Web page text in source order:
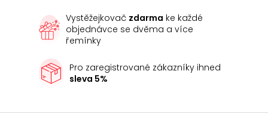
ý
p
u
Vystěžejkovač zdarma ke každé
objednávce se dvěma a více
řemínky
Pro zaregistrované zákazníky ihned
sleva 5%